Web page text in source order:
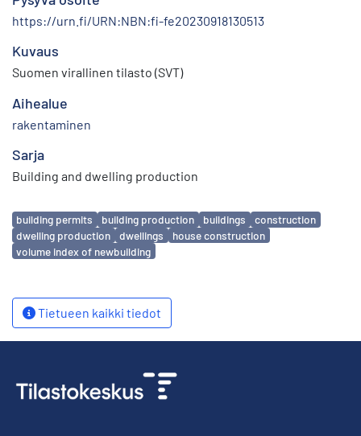
https://urn.fi/URN:NBN:fi-fe20230918130513
Kuvaus
Suomen virallinen tilasto (SVT)
Aihealue
rakentaminen
Sarja
Building and dwelling production
Avainsanat
building permits building production buildings
construction
dwelling production
dwellings
house construction
volume index of newbuilding
Tietueen kaikki tiedot